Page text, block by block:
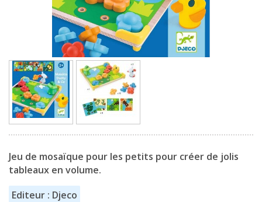
Jeu de mosaïque pour les petits pour créer de jolis
tableaux en volume.
Editeur : Djeco